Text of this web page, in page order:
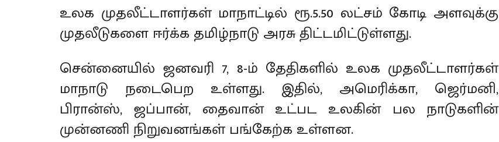
உலக முதலீட்டாளர்கள் மாநாட்டில் ரூ.5.50 லட்சம் கோடி அளவுக்கு
முதலீடுகளை ஈர்க்க தமிழ்நாடு அரசு திட்டமிட்டுள்ளது.
சென்னையில் ஜனவரி 7, 8-ம் தேதிகளில் உலக முதலீட்டாளர்கள்
மாநாடு நடைபெற உள்ளது. இதில், அமெரிக்கா, ஜெர்மனி,
பிரான்ஸ், ஜப்பான், தைவான் உட்பட உலகின் பல நாடுகளின்
முன்னணி நிறுவனங்கள் பங்கேற்க உள்ளன.